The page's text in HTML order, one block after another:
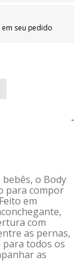
em seu pedido
-
o Body
para compor
em
com
as pernas,
todos os
as